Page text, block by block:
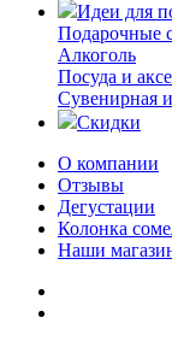
Идеи для
Подарочные
Алкоголь
Посуда и
Сувенирная
Скидки
О компании
Отзывы
Дегустации
Колонка
Наши